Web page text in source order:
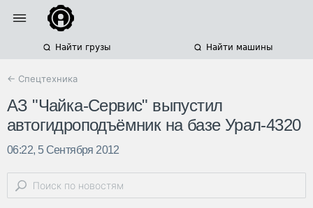
Найти грузы Найти машины
← Спецтехника
АЗ "Чайка-Сервис" выпустил
автогидроподъёмник на базе Урал-4320
06:22, 5 Сентября 2012